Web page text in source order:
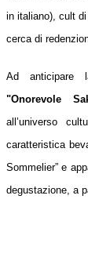
in italiano), cult
cerca di
Ad anticipare
"Onorevole
all’universo
caratteristica
Sommelier” e
degustazione, a